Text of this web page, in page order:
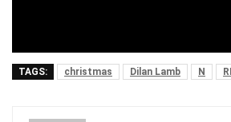
TAGS: christmas Dilan Lamb N